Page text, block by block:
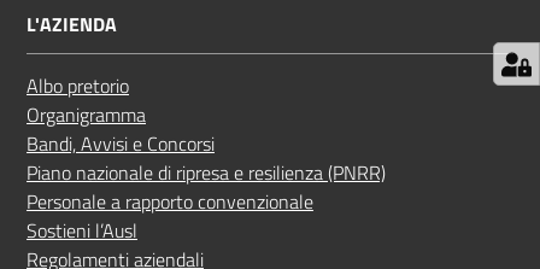
L'AZIENDA
Albo pretorio
Organigramma
Bandi, Avvisi e Concorsi
Piano nazionale di ripresa e resilienza (PNRR)
Personale a rapporto convenzionale
Sostieni l’Ausl
Regolamenti aziendali